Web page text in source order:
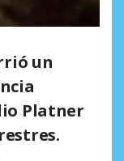
un
Platner